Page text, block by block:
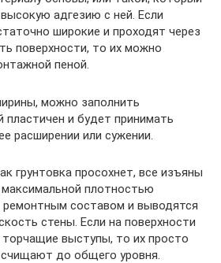
адгезию с ней. Если
широкие и проходят через
поверхности, то их можно
пеной.
можно заполнить
и будет принимать
расширении или сужении.
грунтовка просохнет, все изъяны
плотностью
ремонтным составом и выводятся
стены. Если на поверхности
выступы, то их просто
до общего уровня.